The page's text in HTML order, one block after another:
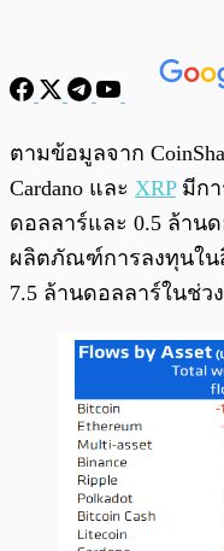
ตามข้อมูลจาก
Cardano และ XRPมีกา
ดอลลาร์และ 0.5 ล้าน
ผลิตภัณฑ์การลงทุนใน
7.5 ล้านดอลลาร์ในช่